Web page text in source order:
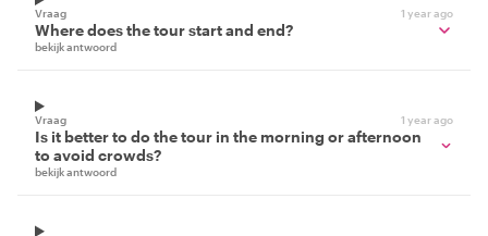
Vraag 1 year ago
Where does the tour start and end?
bekijk antwoord
Vraag 1 year ago
Is it better to do the tour in the morning or afternoon
to avoid crowds?
bekijk antwoord